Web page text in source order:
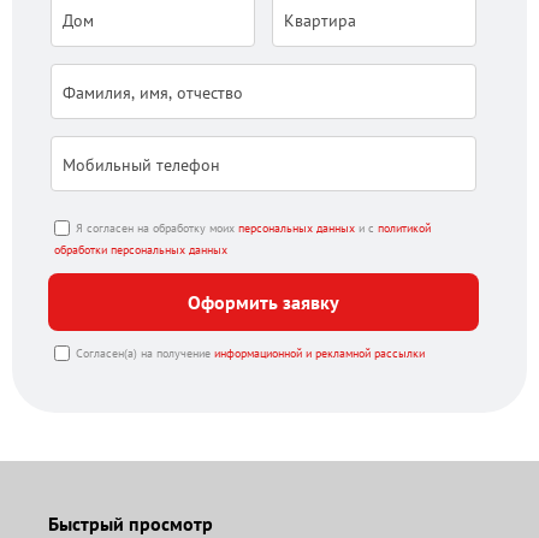
Я согласен на обработку моих персональных данных и с политикой
обработки персональных данных
Оформить заявку
Согласен(а) на получение информационной и рекламной рассылки
Быстрый просмотр